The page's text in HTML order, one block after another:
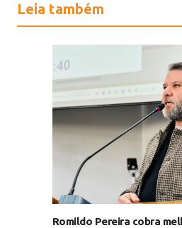
Leia também
Romildo Pereira cobra